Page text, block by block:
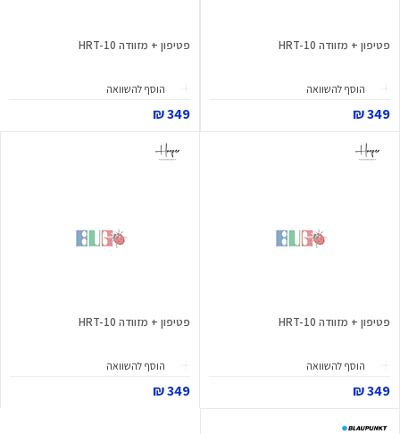
פטיפון + מזוודה HRT-10
הוסף להשוואה
349 ₪
פטיפון + מזוודה HRT-10
הוסף להשוואה
349 ₪
פטיפון + מזוודה HRT-10
הוסף להשוואה
349 ₪
פטיפון + מזוודה HRT-10
הוסף להשוואה
349 ₪